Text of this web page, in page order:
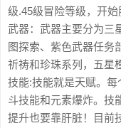
级.45级冒险等级，开始
武器：武器主要分为三
图探索、紫色武器任务
祈祷和珍珠系列，五星
技能:技能就是天赋。
斗技能和元素爆炸。技
提升也要靠肝脏！目前